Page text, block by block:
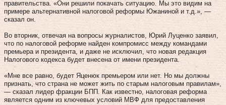
правительства. «Они решили покачать ситуацию. Мы это видим на
примере альтернативной налоговой реформы Южаниной и т.д.», —
сказал он.
Во вторник, отвечая на вопросы журналистов, Юрий Луценко заявил,
что по налоговой реформе найден компромисс между командами
премьера и президента, и даже не исключил, что новая редакция
Налогового кодекса будет внесена от имени президента.
«Мне все равно, будет Яценюк премьером или нет. Но мы должны
признать, что страна не может жить по старым налоговым правилам»,
— сказал лидер фракции БПП. Как известно, налоговая реформа
является одним из ключевых условий МВФ для предоставления